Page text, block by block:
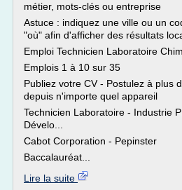
métier, mots-clés ou entreprise
Astuce : indiquez une ville ou un
"où" afin d'afficher des résultats
Emploi Technicien Laboratoire
Emplois 1 à 10 sur 35
Publiez votre CV - Postulez à plus
depuis n'importe quel appareil
Technicien Laboratoire - Industrie
Dévelo...
Cabot Corporation - Pepinster
Baccalauréat...
Lire la suite